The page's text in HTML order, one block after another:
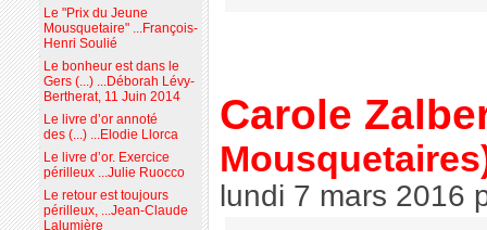
Carole
lundi 7 mars 2016
Le "Prix du Jeune
Mousquetaire" ...François-
Henri Soulié
Le bonheur est dans le
Gers (...) ...Déborah Lévy-
Bertherat, 11 Juin 2014
Le livre d’or annoté
des (...) ...Elodie Llorca
Le livre d’or. Exercice
périlleux ...Julie Ruocco
Le retour est toujours
périlleux, ...Jean-Claude
Lalumière